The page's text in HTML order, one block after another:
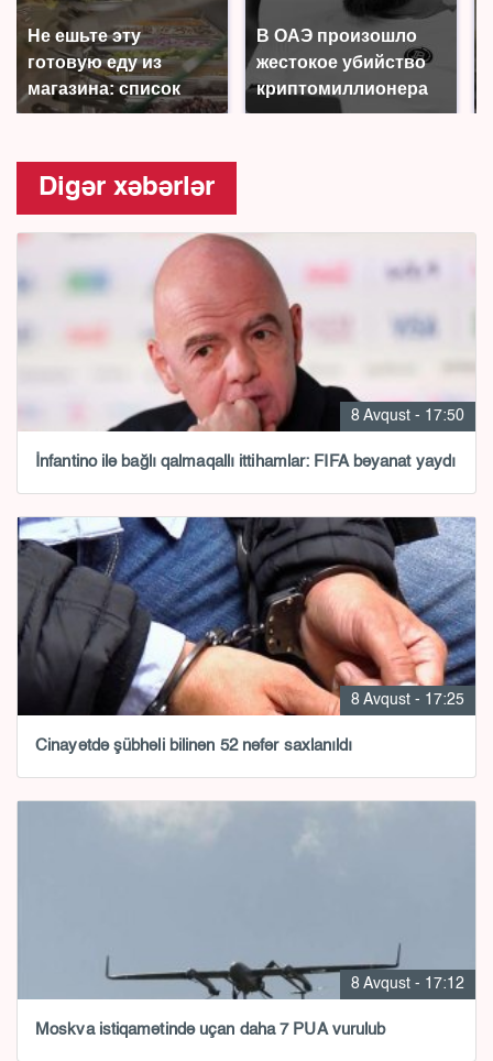
Не ешьте эту
готовую еду из
магазина: список
В ОАЭ произошло
жестокое убийство
криптомиллионера
Digər xəbərlər
8 Avqust - 17:50
İnfantino ilə bağlı qalmaqallı ittihamlar: FIFA bəyanat yaydı
8 Avqust - 17:25
Cinayətdə şübhəli bilinən 52 nəfər saxlanıldı
8 Avqust - 17:12
Moskva istiqamətində uçan daha 7 PUA vurulub